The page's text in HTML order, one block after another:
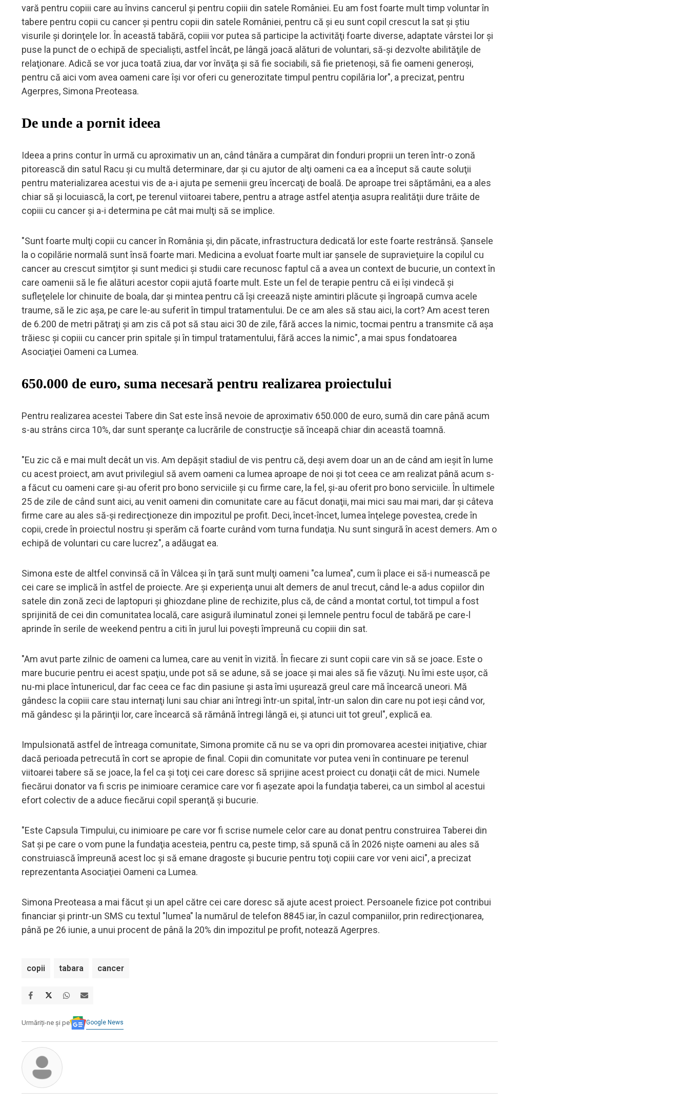
vară pentru copiii care au învins cancerul şi pentru copiii din satele României. Eu am fost foarte mult timp voluntar în
tabere pentru copii cu cancer şi pentru copii din satele României, pentru că şi eu sunt copil crescut la sat şi ştiu
visurile şi dorinţele lor. În această tabără, copiii vor putea să participe la activităţi foarte diverse, adaptate vârstei lor şi
puse la punct de o echipă de specialişti, astfel încât, pe lângă joacă alături de voluntari, să-şi dezvolte abilităţile de
relaţionare. Adică se vor juca toată ziua, dar vor învăţa şi să fie sociabili, să fie prietenoşi, să fie oameni generoşi,
pentru că aici vom avea oameni care îşi vor oferi cu generozitate timpul pentru copilăria lor", a precizat, pentru
Agerpres, Simona Preoteasa.
De unde a pornit ideea
Ideea a prins contur în urmă cu aproximativ un an, când tânăra a cumpărat din fonduri proprii un teren într-o zonă
pitorească din satul Racu şi cu multă determinare, dar şi cu ajutor de alţi oameni ca ea a început să caute soluţii
pentru materializarea acestui vis de a-i ajuta pe semenii greu încercaţi de boală. De aproape trei săptămâni, ea a ales
chiar să şi locuiască, la cort, pe terenul viitoarei tabere, pentru a atrage astfel atenţia asupra realităţii dure trăite de
copiii cu cancer şi a-i determina pe cât mai mulţi să se implice.
"Sunt foarte mulţi copii cu cancer în România şi, din păcate, infrastructura dedicată lor este foarte restrânsă. Şansele
la o copilărie normală sunt însă foarte mari. Medicina a evoluat foarte mult iar şansele de supravieţuire la copilul cu
cancer au crescut simţitor şi sunt medici şi studii care recunosc faptul că a avea un context de bucurie, un context în
care oamenii să le fie alături acestor copii ajută foarte mult. Este un fel de terapie pentru că ei îşi vindecă şi
sufleţelele lor chinuite de boala, dar şi mintea pentru că îşi creează nişte amintiri plăcute şi îngroapă cumva acele
traume, să le zic aşa, pe care le-au suferit în timpul tratamentului. De ce am ales să stau aici, la cort? Am acest teren
de 6.200 de metri pătraţi şi am zis că pot să stau aici 30 de zile, fără acces la nimic, tocmai pentru a transmite că aşa
trăiesc şi copiii cu cancer prin spitale şi în timpul tratamentului, fără acces la nimic", a mai spus fondatoarea
Asociaţiei Oameni ca Lumea.
650.000 de euro, suma necesară pentru realizarea proiectului
Pentru realizarea acestei Tabere din Sat este însă nevoie de aproximativ 650.000 de euro, sumă din care până acum
s-au strâns circa 10%, dar sunt speranţe ca lucrările de construcţie să înceapă chiar din această toamnă.
"Eu zic că e mai mult decât un vis. Am depăşit stadiul de vis pentru că, deşi avem doar un an de când am ieşit în lume
cu acest proiect, am avut privilegiul să avem oameni ca lumea aproape de noi şi tot ceea ce am realizat până acum s-
a făcut cu oameni care şi-au oferit pro bono serviciile şi cu firme care, la fel, şi-au oferit pro bono serviciile. În ultimele
25 de zile de când sunt aici, au venit oameni din comunitate care au făcut donaţii, mai mici sau mai mari, dar şi câteva
firme care au ales să-şi redirecţioneze din impozitul pe profit. Deci, încet-încet, lumea înţelege povestea, crede în
copii, crede în proiectul nostru şi sperăm că foarte curând vom turna fundaţia. Nu sunt singură în acest demers. Am o
echipă de voluntari cu care lucrez", a adăugat ea.
Simona este de altfel convinsă că în Vâlcea şi în ţară sunt mulţi oameni "ca lumea", cum îi place ei să-i numească pe
cei care se implică în astfel de proiecte. Are şi experienţa unui alt demers de anul trecut, când le-a adus copiilor din
satele din zonă zeci de laptopuri şi ghiozdane pline de rechizite, plus că, de când a montat cortul, tot timpul a fost
sprijinită de cei din comunitatea locală, care asigură iluminatul zonei şi lemnele pentru focul de tabără pe care-l
aprinde în serile de weekend pentru a citi în jurul lui poveşti împreună cu copiii din sat.
"Am avut parte zilnic de oameni ca lumea, care au venit în vizită. În fiecare zi sunt copii care vin să se joace. Este o
mare bucurie pentru ei acest spaţiu, unde pot să se adune, să se joace şi mai ales să fie văzuţi. Nu îmi este uşor, că
nu-mi place întunericul, dar fac ceea ce fac din pasiune şi asta îmi uşurează greul care mă încearcă uneori. Mă
gândesc la copiii care stau internaţi luni sau chiar ani întregi într-un spital, într-un salon din care nu pot ieşi când vor,
mă gândesc şi la părinţii lor, care încearcă să rămână întregi lângă ei, şi atunci uit tot greul", explică ea.
Impulsionată astfel de întreaga comunitate, Simona promite că nu se va opri din promovarea acestei iniţiative, chiar
dacă perioada petrecută în cort se apropie de final. Copii din comunitate vor putea veni în continuare pe terenul
viitoarei tabere să se joace, la fel ca şi toţi cei care doresc să sprijine acest proiect cu donaţii cât de mici. Numele
fiecărui donator va fi scris pe inimioare ceramice care vor fi aşezate apoi la fundaţia taberei, ca un simbol al acestui
efort colectiv de a aduce fiecărui copil speranţă şi bucurie.
"Este Capsula Timpului, cu inimioare pe care vor fi scrise numele celor care au donat pentru construirea Taberei din
Sat şi pe care o vom pune la fundaţia acesteia, pentru ca, peste timp, să spună că în 2026 nişte oameni au ales să
construiască împreună acest loc şi să emane dragoste şi bucurie pentru toţi copiii care vor veni aici", a precizat
reprezentanta Asociaţiei Oameni ca Lumea.
Simona Preoteasa a mai făcut şi un apel către cei care doresc să ajute acest proiect. Persoanele fizice pot contribui
financiar şi printr-un SMS cu textul "lumea" la numărul de telefon 8845 iar, în cazul companiilor, prin redirecţionarea,
până pe 26 iunie, a unui procent de până la 20% din impozitul pe profit, notează Agerpres.
copii tabara cancer
Urmăriți-ne și pe Google News